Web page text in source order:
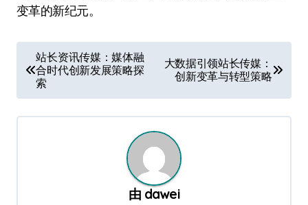
变革的新纪元。
章
导
航
站长资讯传媒：媒体融
合时代创新发展策略探
索
大数据引领站长传媒：
创新变革与转型策略
由 dawei